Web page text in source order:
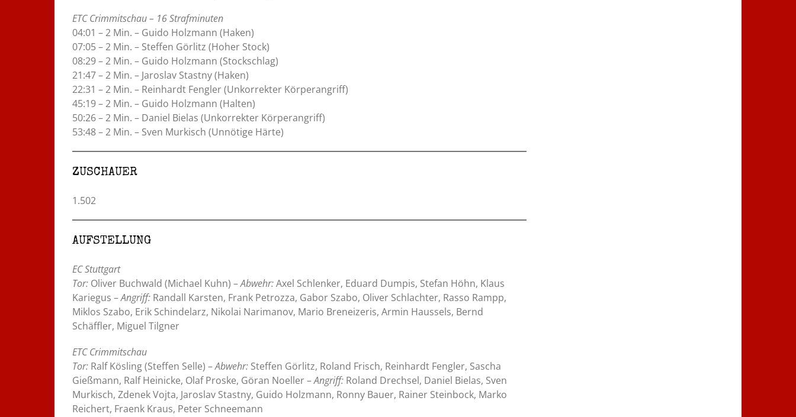
ETC Crimmitschau – 16 Strafminuten
04:01 – 2 Min. – Guido Holzmann (Haken)
07:05 – 2 Min. – Steffen Görlitz (Hoher Stock)
08:29 – 2 Min. – Guido Holzmann (Stockschlag)
21:47 – 2 Min. – Jaroslav Stastny (Haken)
22:31 – 2 Min. – Reinhardt Fengler (Unkorrekter Körperangriff)
45:19 – 2 Min. – Guido Holzmann (Halten)
50:26 – 2 Min. – Daniel Bielas (Unkorrekter Körperangriff)
53:48 – 2 Min. – Sven Murkisch (Unnötige Härte)
ZUSCHAUER
1.502
AUFSTELLUNG
EC Stuttgart
Tor: Oliver Buchwald (Michael Kuhn) –Abwehr:Axel Schlenker, Eduard Dumpis, Stefan Höhn, Klaus
Kariegus –Angriff: Randall Karsten, Frank Petrozza, Gabor Szabo, Oliver Schlachter, Rasso Rampp,
Miklos Szabo, Erik Schindelarz, Nikolai Narimanov, Mario Breneizeris, Armin Haussels, Bernd
Schäffler, Miguel Tilgner
ETC Crimmitschau
Tor: Ralf Kösling (Steffen Selle) –Abwehr: Steffen Görlitz, Roland Frisch, Reinhardt Fengler, Sascha
Gießmann, Ralf Heinicke, Olaf Proske, Göran Noeller –Angriff: Roland Drechsel, Daniel Bielas, Sven
Murkisch, Zdenek Vojta, Jaroslav Stastny, Guido Holzmann, Ronny Bauer, Rainer Steinbock, Marko
Reichert, Fraenk Kraus, Peter Schneemann